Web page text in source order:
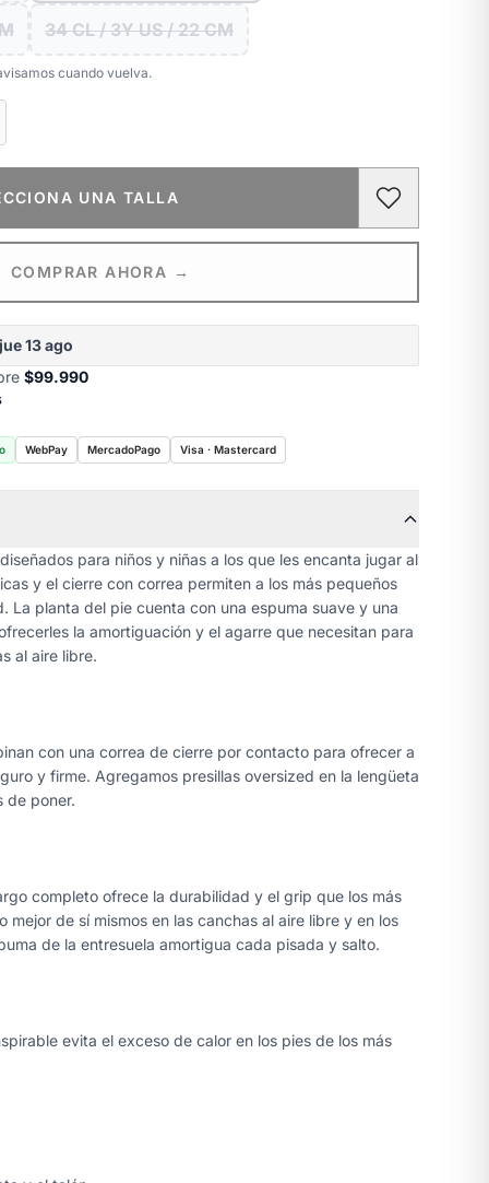
34 CL / 3Y US / 22 CM
cuando vuelva.
UNA TALLA
COMPRAR AHORA →
jue 13 ago
$99.990
WebPay MercadoPago Visa · Mastercard
para niños y niñas a los que les encanta jugar al
y el cierre con correa permiten a los más pequeños
La planta del pie cuenta con una espuma suave y una
la amortiguación y el agarre que necesitan para
al aire libre.
con una correa de cierre por contacto para ofrecer a
y firme. Agregamos presillas oversized en la lengüeta
de poner.
completo ofrece la durabilidad y el grip que los más
mejor de sí mismos en las canchas al aire libre y en los
de la entresuela amortigua cada pisada y salto.
evita el exceso de calor en los pies de los más